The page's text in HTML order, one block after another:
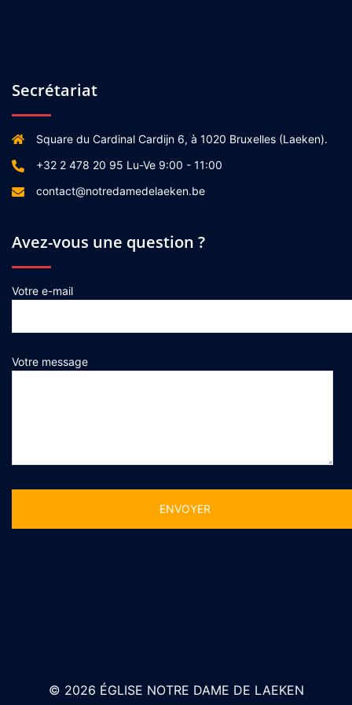
Secrétariat
Square du Cardinal Cardijn 6, à 1020 Bruxelles (Laeken).
+32 2 478 20 95 Lu-Ve 9:00 - 11:00
contact@notredamedelaeken.be
Avez-vous une question ?
Votre e-mail
Votre message
© 2026 ÉGLISE NOTRE DAME DE LAEKEN